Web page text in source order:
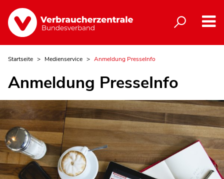
Startseite Medienservice Anmeldung PresseInfo
Anmeldung PresseInfo